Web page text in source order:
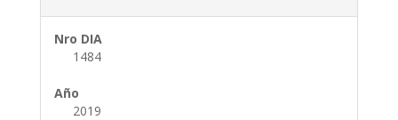
Nro DIA
1484
Año
2019